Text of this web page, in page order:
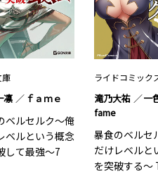
庫
凛 ｆａｍｅ
ベルセルク～俺
ベルという概念
して最強～7
ライドコミック
滝乃大祐
一
fame
暴食のベルセ
だけレベルと
を突破する～